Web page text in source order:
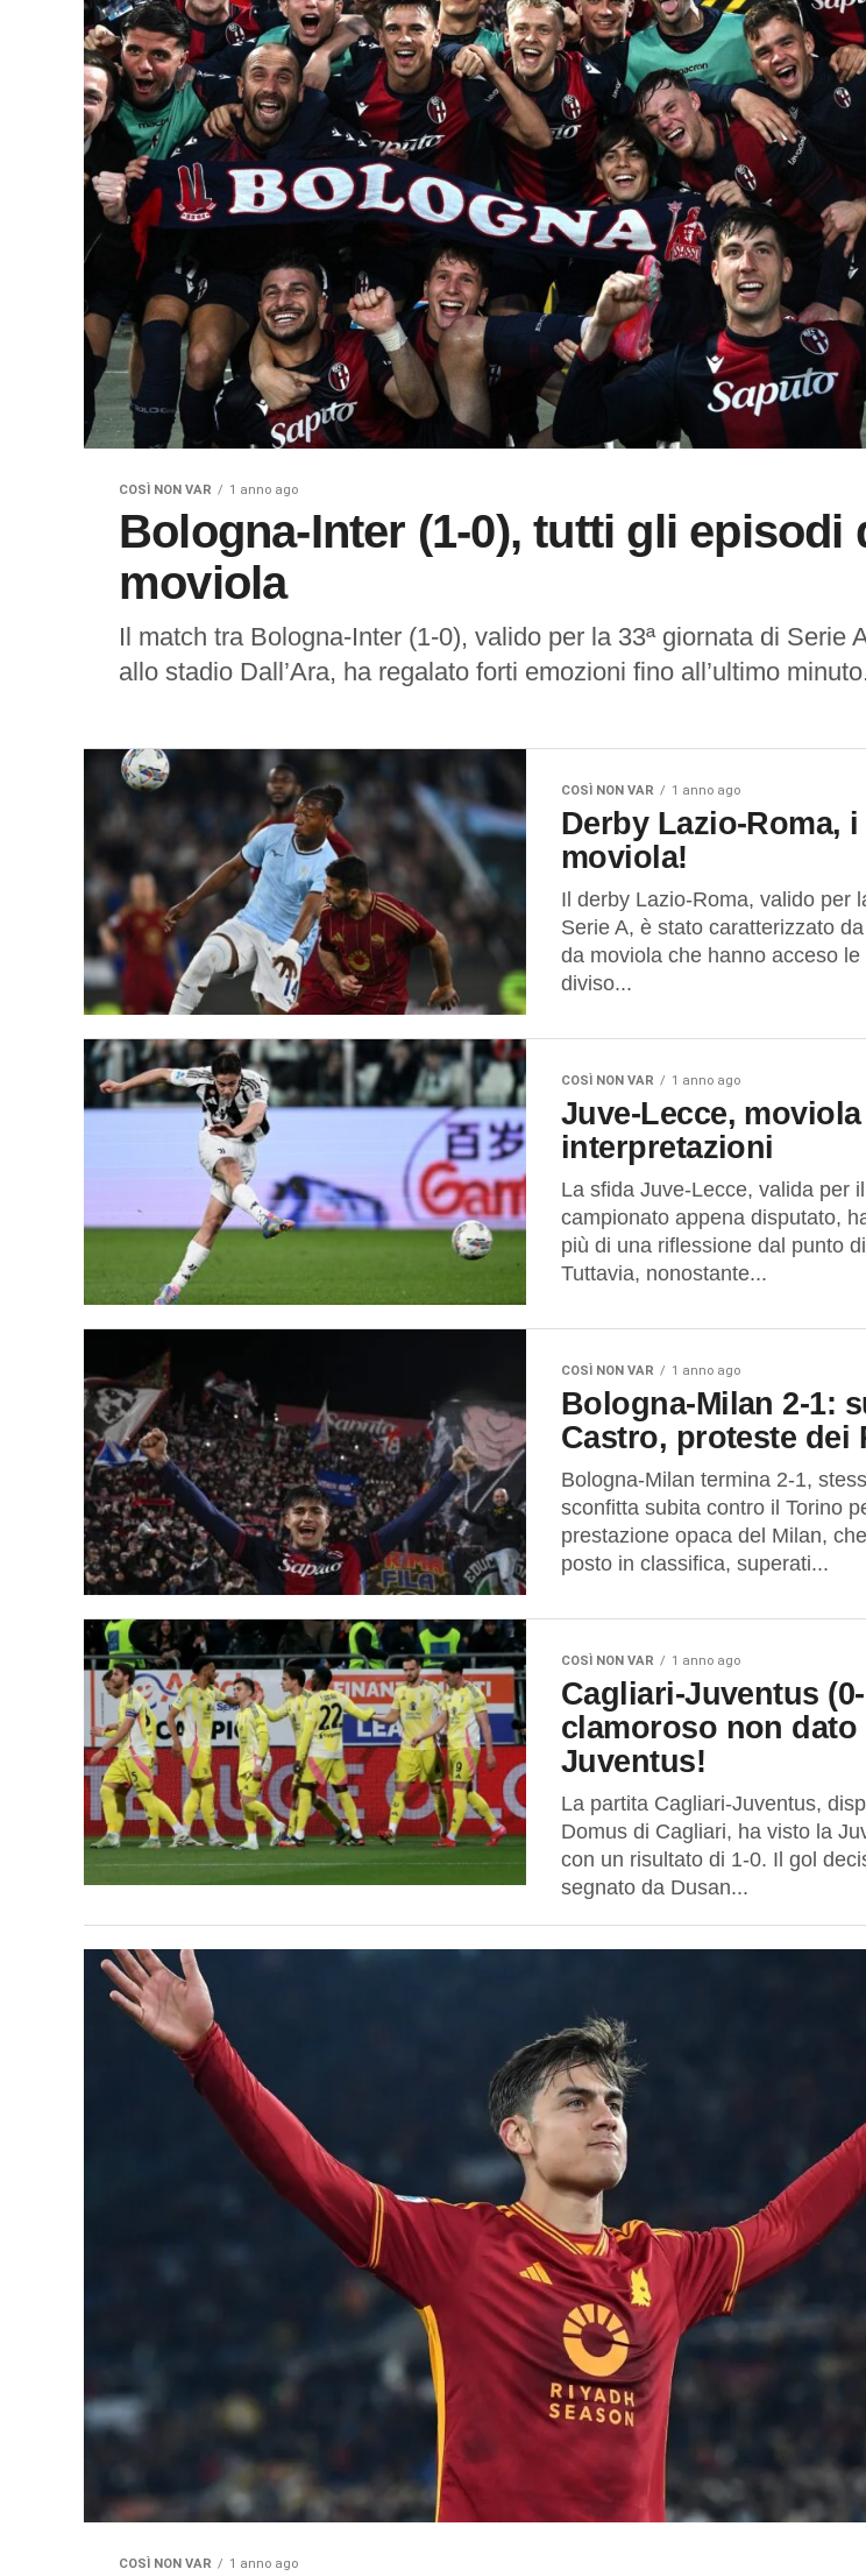
COSÌ NON VAR 1 anno ago
Bologna-Inter (1-0), tutti gli episodi
moviola
Il match tra Bologna-Inter (1-0), valido per la 33ª giornata di Serie
allo stadio Dall’Ara, ha regalato forti emozioni fino all’ultimo
COSÌ NON VAR 1 anno ago
Derby Lazio-Roma,
moviola!
Il derby Lazio-Roma, valido per
Serie A, è stato caratterizzato
da moviola che hanno acceso
diviso...
COSÌ NON VAR 1 anno ago
Juve-Lecce,
interpretazioni
La sfida Juve-Lecce, valida per
campionato appena disputato,
più di una riflessione dal punto
Tuttavia, nonostante...
COSÌ NON VAR 1 anno ago
Bologna-Milan 2-1:
Castro, proteste dei
Bologna-Milan termina 2-1,
sconfitta subita contro il Torino
prestazione opaca del Milan,
posto in classifica, superati...
COSÌ NON VAR 1 anno ago
Cagliari-Juventus
clamoroso non dato
Juventus!
La partita Cagliari-Juventus,
Domus di Cagliari, ha visto la
con un risultato di 1-0. Il gol
segnato da Dusan...
COSÌ NON VAR 1 anno ago